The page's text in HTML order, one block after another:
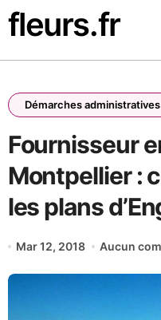
fleurs.fr
Démarches administratives
Fournisseur
Montpellier :
les plans
Mar 12, 2018 Aucun